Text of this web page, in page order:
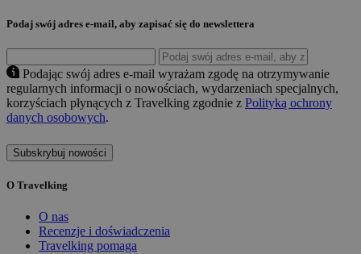
Podaj swój adres e-mail, aby zapisać się do newslettera
Podając swój adres e-mail wyrażam zgodę na otrzymywanie
regularnych informacji o nowościach, wydarzeniach specjalnych,
korzyściach płynących z Travelking zgodnie z Polityką ochrony
danych osobowych.
Subskrybuj nowości
O Travelking
O nas
Recenzje i doświadczenia
Travelking pomaga